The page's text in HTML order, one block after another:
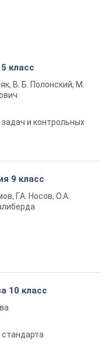
класс
В. Б. Полонский, М.
и контрольных
9 класс
Г.А. Носов, О.А.
10 класс